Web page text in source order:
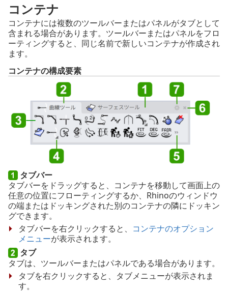
コンテナ
コンテナには複数のツールバーまたはパネルがタブとして
含まれる場合があります。ツールバーまたはパネルをフロ
ーティングすると、同じ名前で新しいコンテナが作成され
ます。
コンテナの構成要素
タブバー
タブバーをドラッグすると、コンテナを移動して画面上の
任意の位置にフローティングするか、Rhinoのウィンドウ
の端またはドッキングされた別のコンテナの隣にドッキン
グできます。
タブバーを右クリックすると、 コンテナのオプション
メニューが表示されます。
タブ
タブは、ツールバーまたはパネルである場合があります。
タブを右クリックすると、タブメニューが表示されま
す。